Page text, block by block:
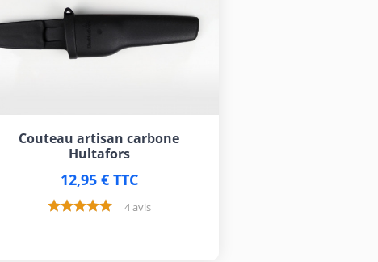
Couteau artisan carbone
Hultafors
12,95 € TTC
4 avis